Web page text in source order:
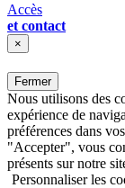
Accès
et contact
×
Fermer
Nous utilisons des
expérience de
préférences dans
"Accepter", vous
présents sur notre
Personnaliser les